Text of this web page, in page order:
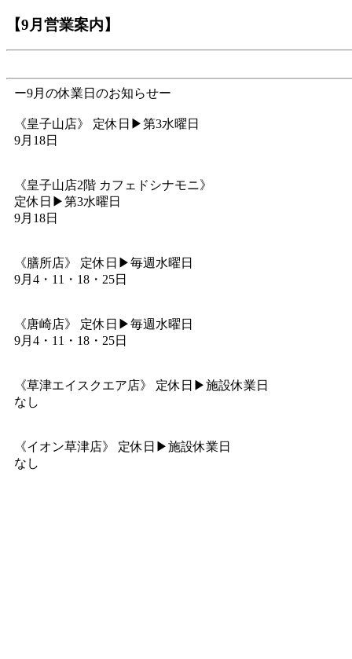
【9月営業案内】
ー9月の休業日のお知らせー
《皇子山店》 定休日▶︎第3水曜日
9月18日
《皇子山店2階 カフェドシナモニ》
定休日▶︎第3水曜日
9月18日
《膳所店》 定休日▶︎毎週水曜日
9月4・11・18・25日
《唐崎店》 定休日▶︎毎週水曜日
9月4・11・18・25日
《草津エイスクエア店》 定休日▶︎施設休業日
なし
《イオン草津店》 定休日▶︎施設休業日
なし